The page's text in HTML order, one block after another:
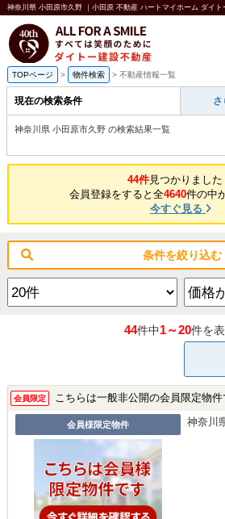
神奈川県 小田原市久野 ｜小田原 不動産 ハートマイホーム ダイト
TOPページ > 物件検索 > 不動産情報一覧
現在の検索条件 さ
神奈川県 小田原市久野 の検索結果一覧
44件見つかりました
会員登録をすると全4640件の中
今すぐ見る
条件を絞り込む
44件中1～20件を
会員限定 こちらは一般非公開の会員限定物件
会員様限定物件 神奈川